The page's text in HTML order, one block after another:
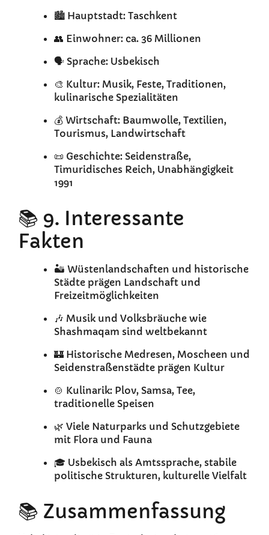
🏙️ Hauptstadt: Taschkent
👥 Einwohner: ca. 36 Millionen
🗣️ Sprache: Usbekisch
🎨 Kultur: Musik, Feste, Traditionen,
kulinarische Spezialitäten
💰 Wirtschaft: Baumwolle, Textilien,
Tourismus, Landwirtschaft
📜 Geschichte: Seidenstraße,
Timuridisches Reich, Unabhängigkeit
1991
📚 9. Interessante
Fakten
🏜️ Wüstenlandschaften und historische
Städte prägen Landschaft und
Freizeitmöglichkeiten
🎶 Musik und Volksbräuche wie
Shashmaqam sind weltbekannt
🏰 Historische Medresen, Moscheen und
Seidenstraßenstädte prägen Kultur
🍲 Kulinarik: Plov, Samsa, Tee,
traditionelle Speisen
🌿 Viele Naturparks und Schutzgebiete
mit Flora und Fauna
🎓 Usbekisch als Amtssprache, stabile
politische Strukturen, kulturelle Vielfalt
📚 Zusammenfassung